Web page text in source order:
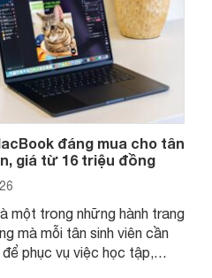
đáng mua cho tân
giá từ 16 triệu đồng
một trong những hành trang
mà mỗi tân sinh viên cần
để phục vụ việc học tập,